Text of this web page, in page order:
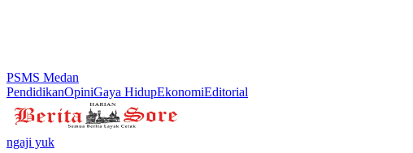
PSMS Medan
PendidikanOpiniGaya HidupEkonomiEditorial
ngaji yuk